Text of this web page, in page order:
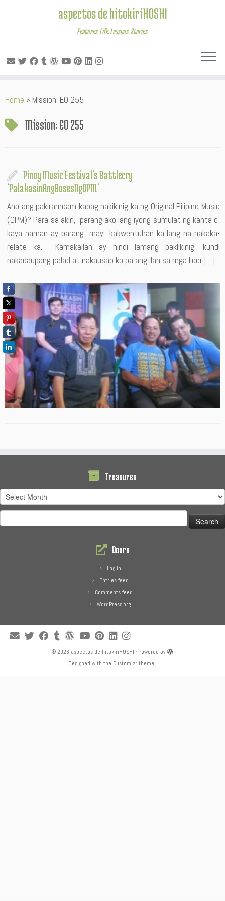
to
aspectos de hitokiriHOSHI
Features. Life. Lessons. Stories.
Home » Mission: EO 255
Mission: EO 255
Pinoy Music Festival’s Battlecry
‘PalakasinAngBosesNgOPM’
Ano ang pakiramdam kapag nakikinig ka ng Original Pilipino Music
(OPM)? Para sa akin, parang ako lang iyong sumulat ng kanta o
kaya naman ay parang may kakwentuhan ka lang na nakaka-
relate ka. Kamakailan ay hindi lamang paklikinig, kundi
nakadaupang palad at nakausap ko pa ang ilan sa mga lider […]
Treasures
Treasures
for:
Doors
Log in
Entries feed
Comments feed
WordPress.org
· © 2026 aspectos de hitokiriHOSHI · Powered by
·
Designed with the Customizr theme ·